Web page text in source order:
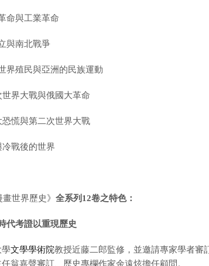
命與工業革命
與南北戰爭
界殖民與亞洲的民族運動
界大戰與俄國大革命
慌與第二次世界大戰
戰後的世界
畫世界歷史》 全系列 12卷之特色：
代考證以重現歷史
學文學學術院教授近藤二郎監修，並邀請專家學者審
翁嘉聲審訂、歷史專欄作家余遠炫擔任顧問。